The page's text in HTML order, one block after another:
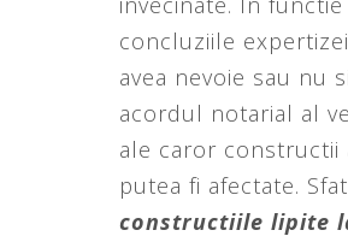
concluziile
avea nevoie sau nu
acordul notarial al
ale caror constructii
putea fi afectate.
constructiile lipite